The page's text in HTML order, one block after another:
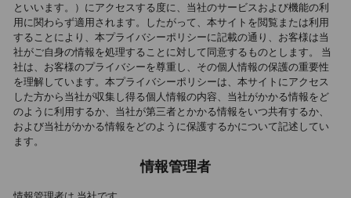
といいます。）にアクセスする度に、当社のサービスおよび機能の利
用に関わらず適用されます。したがって、本サイトを閲覧または利用
することにより、本プライバシーポリシーに記載の通り、お客様は当
社がご自身の情報を処理することに対して同意するものとします。 当
社は、お客様のプライバシーを尊重し、その個人情報の保護の重要性
を理解しています。本プライバシーポリシーは、本サイトにアクセス
した方から当社が収集し得る個人情報の内容、当社がかかる情報をど
のように利用するか、当社が第三者とかかる情報をいつ共有するか、
および当社がかかる情報をどのように保護するかについて記述してい
ます。
情報管理者